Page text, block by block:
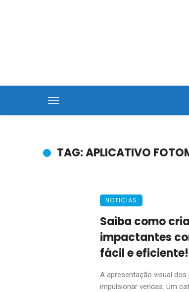
TAG: APLICATIVO
NOTICIAS
Saiba como
impactantes
fácil e eficiente!
A apresentação visual
impulsionar vendas. Um